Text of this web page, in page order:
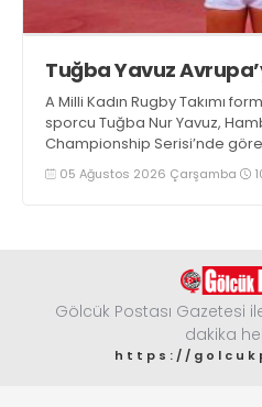
Tuğba Yavuz
A Milli Kadın Rugby Takımı
sporcu Tuğba Nur Yavuz,
Championship Serisi’nde
çıkma eşiğini geride bıraktı
05 Ağustos 2026 Çarşamba
Gölcük Postası Gazetesi
dakika
https://